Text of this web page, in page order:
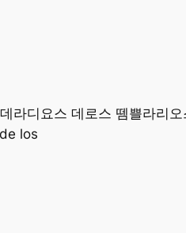
라디요스 데로스 뗌쁠라리
los